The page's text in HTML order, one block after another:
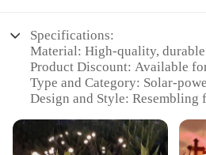
Specifications:
Material: High-quality,
Product Discount: Available
Type and Category: Solar-
Design and Style: Resembling
Usage and Purpose: Ideal for
ambiance and safety